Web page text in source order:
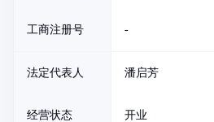
工商注册号 -
法定代表人 潘启芳
经营状态 开业